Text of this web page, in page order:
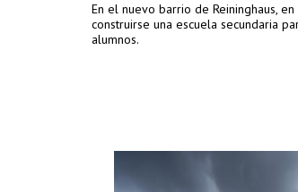
En el nuevo barrio de Reininghaus, en
construirse una escuela secundaria
alumnos.